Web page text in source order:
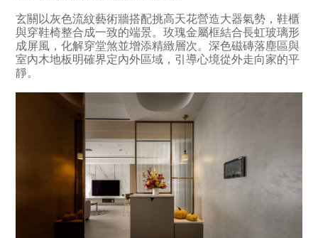
玄關以灰色流紋藝術牆搭配挑高天花營造大器氣勢，鞋櫃
與穿鞋椅整合成一致的端景。玫瑰金屬框結合長虹玻璃形
成屏風，化解穿堂煞並增添精緻層次。深色磁磚落塵區與
室內木地板明確界定內外區域，引導心境從外走向家的平
靜。